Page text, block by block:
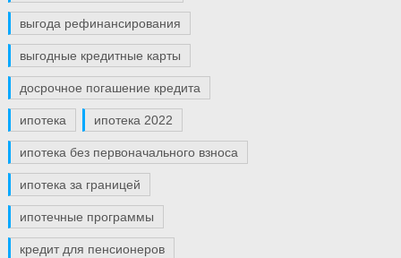
выгода рефинансирования
выгодные кредитные карты
досрочное погашение кредита
ипотека ипотека 2022
ипотека без первоначального взноса
ипотека за границей
ипотечные программы
кредит для пенсионеров